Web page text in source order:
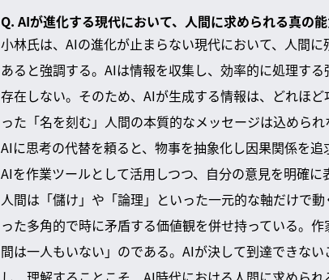
Q. AIが進化する現代において、人間に求められる真の
小林氏は、AIの進化が止まらない現代において、人間
あると強調する。AIは情報を収集し、効率的に処理す
存在しない。そのため、AIが生成する情報は、どれほ
った「名を刻む」人間の本質的なメッセージは込められ
AIに思考の代替を頼ると、物事を抽象化し因果関係を
AIを作業ツールとして活用しつつ、自分の意見を明確
人間は「儲け」や「論理」といった一元的な軸だけで
った多角的で時に矛盾する価値観を併せ持っている。
間は一人もいない」のである。AIが決して到達できな